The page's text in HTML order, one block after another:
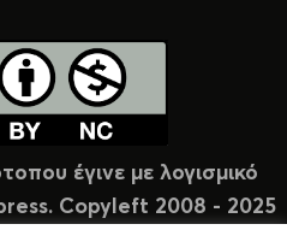
έγινε με λογισμικό
Copyleft 2008 - 2025